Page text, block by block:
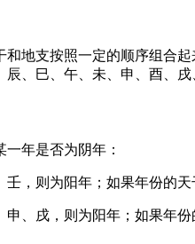
地支按照一定的顺序组合
、巳、午、未、申、酉、戌
年是否为阴年：
，则为阳年；如果年份的天
、戌，则为阳年；如果年